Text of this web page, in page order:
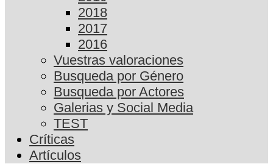
2018
2017
2016
Vuestras valoraciones
Busqueda por Género
Busqueda por Actores
Galerias y Social Media
TEST
Críticas
Artículos